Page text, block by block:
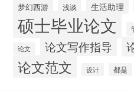
梦幻西游 浅谈 生活助理
硕士毕业论文
论文 论文写作指导
论文范文 设计 都是